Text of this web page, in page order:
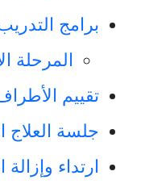
برامج
المرحلة
تقييم
جلسة العلاج
ارتداء